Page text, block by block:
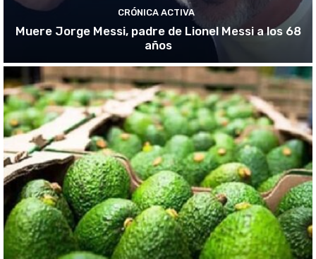
CRÓNICA ACTIVA
Muere Jorge Messi, padre de Lionel Messi a los 68
años